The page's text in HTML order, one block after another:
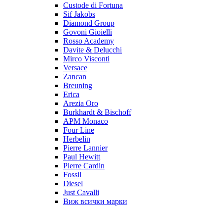
Custode di Fortuna
Sif Jakobs
Diamond Group
Govoni Gioielli
Rosso Academy
Davite & Delucchi
Mirco Visconti
Versace
Zancan
Breuning
Erica
Arezia Oro
Burkhardt & Bischoff
APM Monaco
Four Line
Herbelin
Pierre Lannier
Paul Hewitt
Pierre Cardin
Fossil
Diesel
Just Cavalli
Виж всички марки